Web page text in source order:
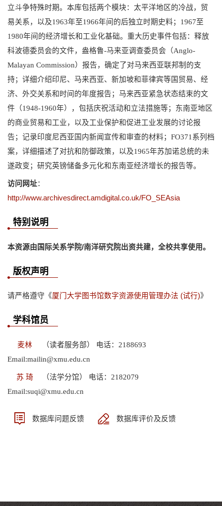
立斗争特殊时期。本库包括两个模块：太平洋地区的冷战，贸
易关系，以及1963年至1966年间的后独立时期史料；1967至
1980年间的经济增长和工业化基础。重大历史事件包括：释放
科波德委员会的文件，盎格鲁-马来亚调查委员会（Anglo-
Malayan Commission）报告，确定了对马来西亚联邦制的支
持；详细介绍印尼、马来西亚、新加坡和菲律宾等国贸易、经
济、外交关系和时间的年度报告；马来西亚紧急状态结束的文
件（1948-1960年），包括庆祝活动和立法措施等；东南亚地区
的商业贸易和工业，以及工业保护和促进工业发展的讨论报
告；记录印度尼西亚国内新闻宣传和审查的材料；FO371系列档
案，详细描述了对抗和防御政策，以及1965年苏加诺总统的未
遂政变；研究英镑储备多元化和东南亚经济增长的报告等。
访问网址：
http://www.archivesdirect.amdigital.co.uk/FO_SEAsia
特别说明
本资源由国际关系学院/南洋研究院出资共建，全校共享使用。
版权声明
请严格遵守《厦门大学图书馆数字资源使用管理办法 (试行)》
学科馆员
麦林
（读者服务部） 电话：2188693
Email:mailin@xmu.edu.cn
苏 琦
（法学分馆） 电话：2182079
Email:suqi@xmu.edu.cn
数据库问题反馈 数据库评价及反馈